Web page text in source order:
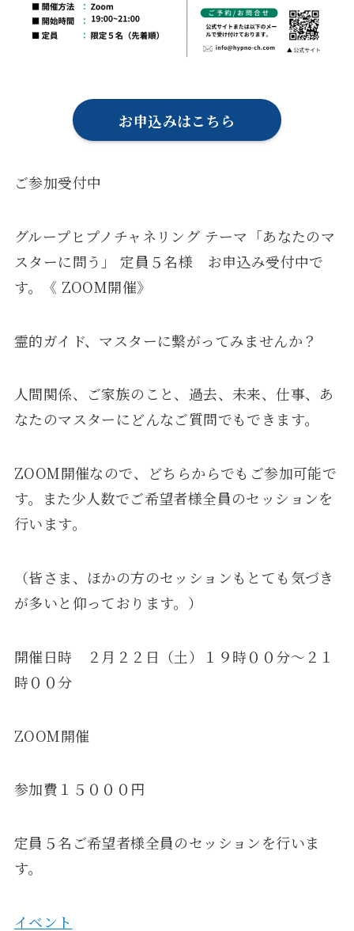
お申込みはこちら
ご参加受付中
グループヒプノチャネリング テーマ「あなたのマ
スターに問う」 定員５名様 お申込み受付中で
す。《 ZOOM開催》
霊的ガイド、マスターに繋がってみませんか？
人間関係、ご家族のこと、過去、未来、仕事、あ
なたのマスターにどんなご質問でもできます。
ZOOM開催なので、どちらからでもご参加可能で
す。また少人数でご希望者様全員のセッションを
行います。
（皆さま、ほかの方のセッションもとても気づき
が多いと仰っております。）
開催日時 ２月２２日（土）１９時００分～２１
時００分
ZOOM開催
参加費１５０００円
定員５名ご希望者様全員のセッションを行いま
す。
イベント